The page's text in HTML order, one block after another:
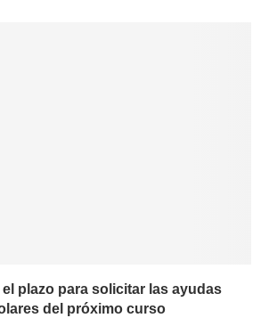
plazo para solicitar las ayudas
del próximo curso